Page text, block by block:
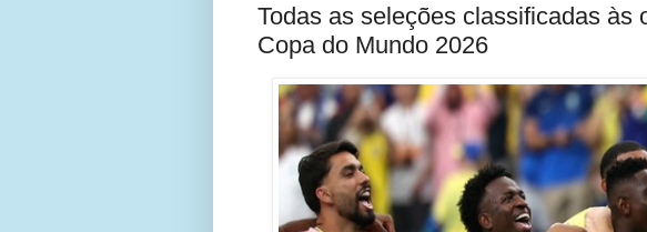
Todas as seleções classificadas às
Copa do Mundo 2026